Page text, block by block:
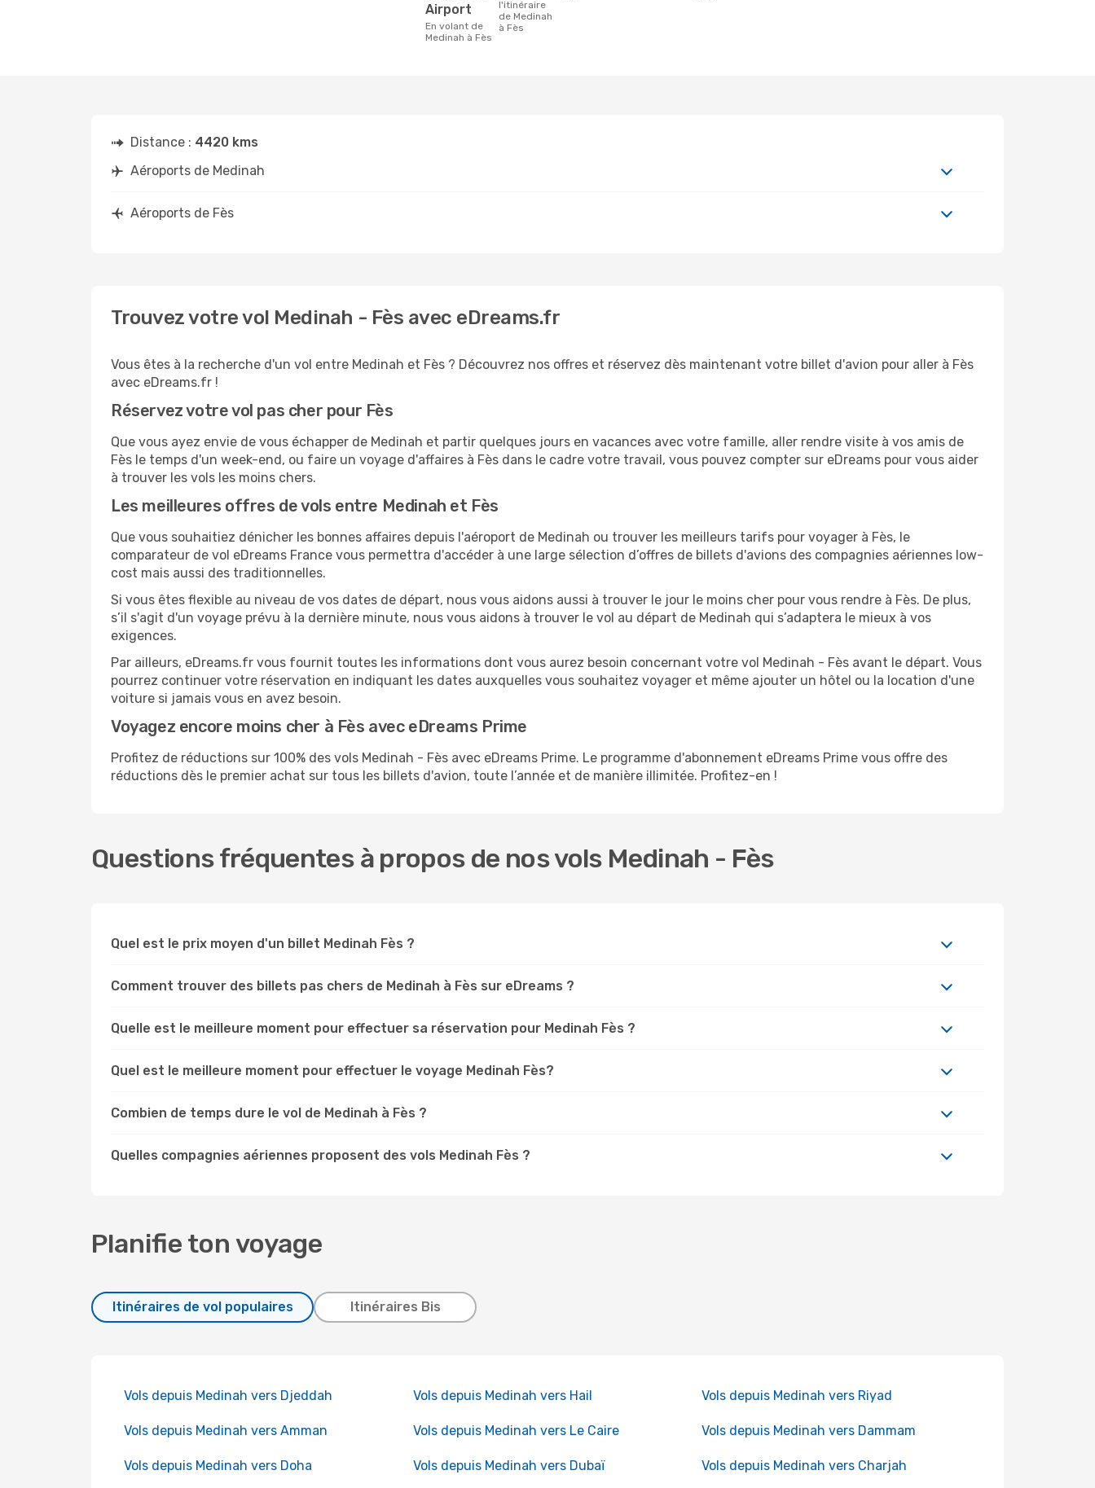
Airport
En volant de
Medinah à Fès
l'itinéraire
de Medinah
à Fès
Distance : 4420 kms
Aéroports de Medinah
Aéroports de Fès
Trouvez votre vol Medinah - Fès avec eDreams.fr
Vous êtes à la recherche d'un vol entre Medinah et Fès ? Découvrez nos offres et réservez dès maintenant votre billet d'avion pour aller à Fès
avec eDreams.fr !
Réservez votre vol pas cher pour Fès
Que vous ayez envie de vous échapper de Medinah et partir quelques jours en vacances avec votre famille, aller rendre visite à vos amis de
Fès le temps d'un week-end, ou faire un voyage d'affaires à Fès dans le cadre votre travail, vous pouvez compter sur eDreams pour vous aider
à trouver les vols les moins chers.
Les meilleures offres de vols entre Medinah et Fès
Que vous souhaitiez dénicher les bonnes affaires depuis l'aéroport de Medinah ou trouver les meilleurs tarifs pour voyager à Fès, le
comparateur de vol eDreams France vous permettra d'accéder à une large sélection d’offres de billets d'avions des compagnies aériennes low-
cost mais aussi des traditionnelles.
Si vous êtes flexible au niveau de vos dates de départ, nous vous aidons aussi à trouver le jour le moins cher pour vous rendre à Fès. De plus,
s’il s'agit d'un voyage prévu à la dernière minute, nous vous aidons à trouver le vol au départ de Medinah qui s’adaptera le mieux à vos
exigences.
Par ailleurs, eDreams.fr vous fournit toutes les informations dont vous aurez besoin concernant votre vol Medinah - Fès avant le départ. Vous
pourrez continuer votre réservation en indiquant les dates auxquelles vous souhaitez voyager et même ajouter un hôtel ou la location d'une
voiture si jamais vous en avez besoin.
Voyagez encore moins cher à Fès avec eDreams Prime
Profitez de réductions sur 100% des vols Medinah - Fès avec eDreams Prime. Le programme d'abonnement eDreams Prime vous offre des
réductions dès le premier achat sur tous les billets d'avion, toute l’année et de manière illimitée. Profitez-en !
Questions fréquentes à propos de nos vols Medinah - Fès
Quel est le prix moyen d'un billet Medinah Fès ?
Comment trouver des billets pas chers de Medinah à Fès sur eDreams ?
Quelle est le meilleure moment pour effectuer sa réservation pour Medinah Fès ?
Quel est le meilleure moment pour effectuer le voyage Medinah Fès?
Combien de temps dure le vol de Medinah à Fès ?
Quelles compagnies aériennes proposent des vols Medinah Fès ?
Planifie ton voyage
Itinéraires de vol populaires Itinéraires Bis
Vols depuis Medinah vers Djeddah Vols depuis Medinah vers Hail Vols depuis Medinah vers Riyad
Vols depuis Medinah vers Amman Vols depuis Medinah vers Le Caire Vols depuis Medinah vers Dammam
Vols depuis Medinah vers Doha Vols depuis Medinah vers Dubaï Vols depuis Medinah vers Charjah